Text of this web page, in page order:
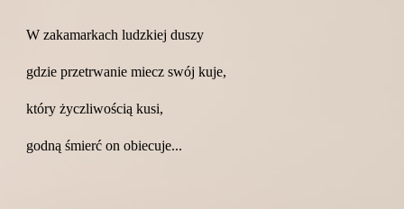
W zakamarkach ludzkiej duszy
gdzie przetrwanie miecz swój kuje,
który życzliwością kusi,
godną śmierć on obiecuje...